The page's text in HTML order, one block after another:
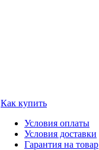
Как купить
Условия оплаты
Условия доставки
Гарантия на товар